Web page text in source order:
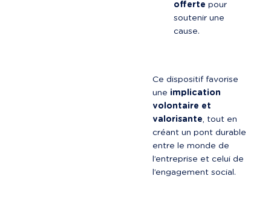
offerte pour
soutenir une
cause.
Ce dispositif favorise
une implication
volontaire et
valorisante, tout en
créant un pont durable
entre le monde de
l’entreprise et celui de
l’engagement social.